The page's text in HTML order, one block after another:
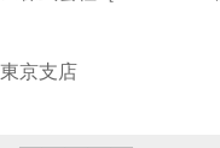
京支店